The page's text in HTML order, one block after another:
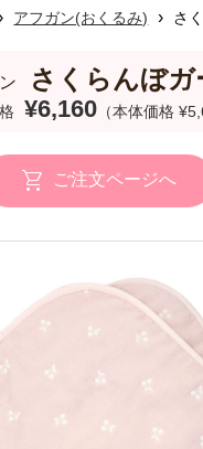
アフガン(おくるみ) › さ
さくらんぼガ
¥6,160 （本体価格
ご注文ページへ